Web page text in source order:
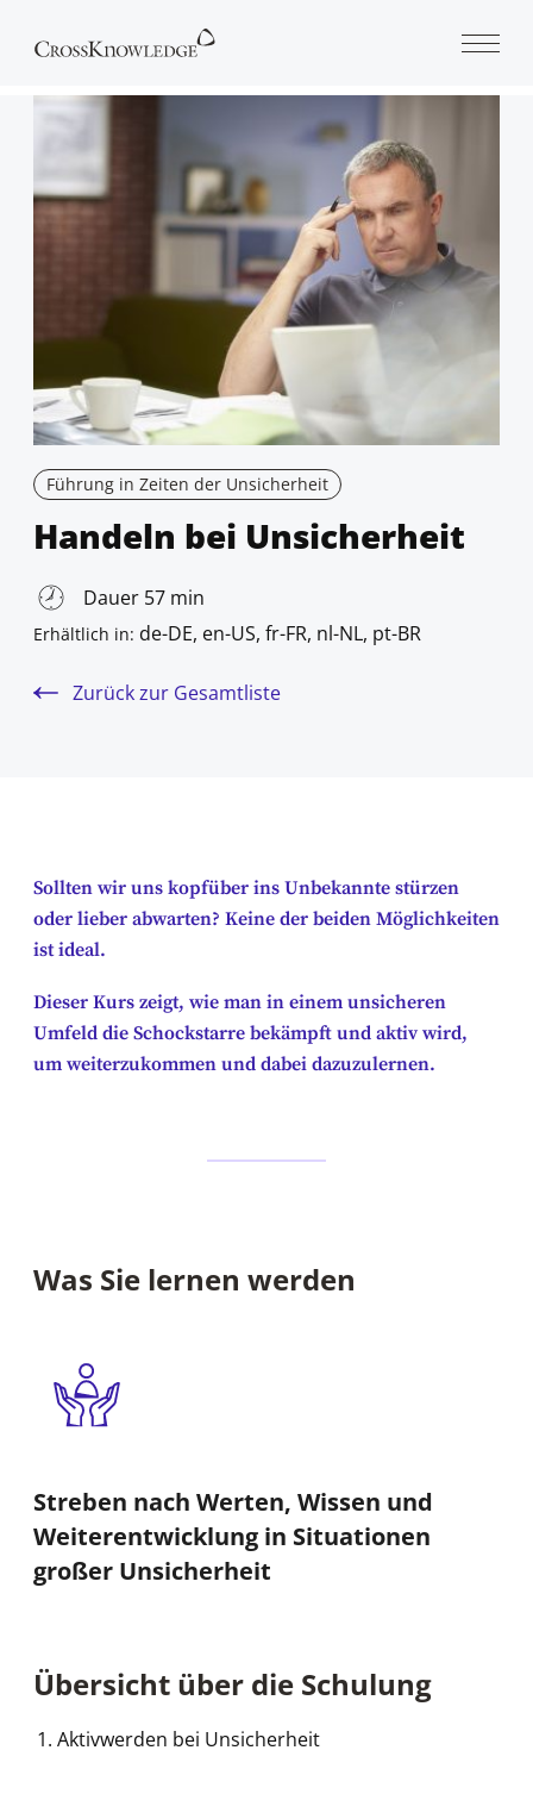
Führung in Zeiten der Unsicherheit
Handeln bei Unsicherheit
Dauer 57 min
Erhältlich in: de-DE, en-US, fr-FR, nl-NL, pt-BR
Zurück zur Gesamtliste
Sollten wir uns kopfüber ins Unbekannte stürzen
oder lieber abwarten? Keine der beiden Möglichkeiten
ist ideal.
Dieser Kurs zeigt, wie man in einem unsicheren
Umfeld die Schockstarre bekämpft und aktiv wird,
um weiterzukommen und dabei dazuzulernen.
Was Sie lernen werden
Streben nach Werten, Wissen und
Weiterentwicklung in Situationen
großer Unsicherheit
Übersicht über die Schulung
Aktivwerden bei Unsicherheit